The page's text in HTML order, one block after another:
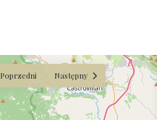
Poprzedni Następny